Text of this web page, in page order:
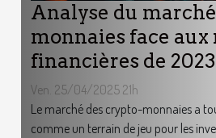
Analyse du
monnaies face
financières de 2023
Ven. 25/04/2025 21h
Le marché des crypto-monnaies a
comme un terrain de jeu pour les